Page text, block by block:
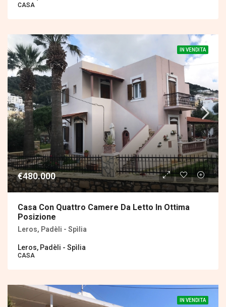
CASA
IN VENDITA
€480.000
Casa Con Quattro Camere Da Letto In Ottima
Posizione
Leros, Padèli - Spìlia
Leros, Padèli - Spìlia
CASA
IN VENDITA